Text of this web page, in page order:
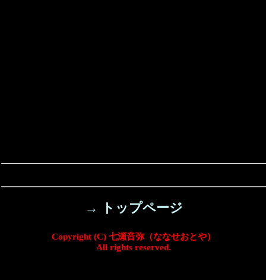
→ トップページ
Copyright (C) 七瀬音弥（ななせおとや）
All rights reserved.